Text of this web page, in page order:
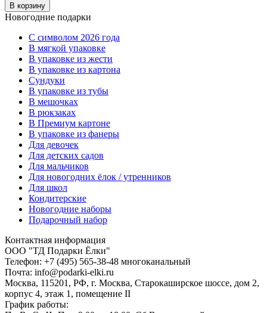
В корзину
Новогодние подарки
C символом 2026 года
В мягкой упаковке
В упаковке из жести
В упаковке из картона
Сундуки
В упаковке из тубы
В мешочках
В рюкзаках
В Премиум картоне
В упаковке из фанеры
Для девочек
Для детских садов
Для мальчиков
Для новогодних ёлок / утренников
Для школ
Кондитерские
Новогодние наборы
Подарочный набор
Контактная информация
ООО "ТД Подарки Ёлки"
Телефон: +7 (495) 565-38-48 многоканальный
Почта: info@podarki-elki.ru
Москва, 115201, РФ, г. Москва, Старокаширское шоссе, дом 2,
корпус 4, этаж 1, помещение II
График работы: